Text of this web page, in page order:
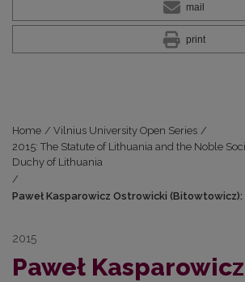
mail
print
Home / Vilnius University Open Series /
2015: The Statute of Lithuania and the Noble
Duchy of Lithuania
/
Paweł Kasparowicz Ostrowicki
2015
Paweł Kasparowicz